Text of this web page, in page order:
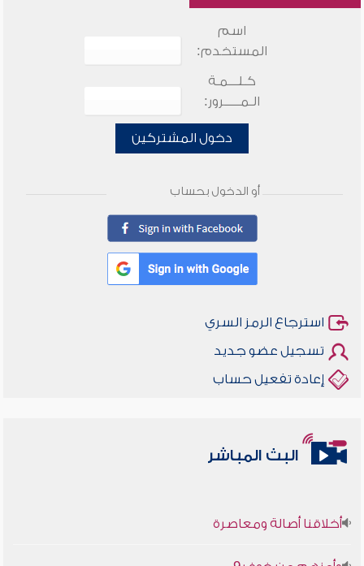
اسم
المستخدم:
كـلـــمـة
الـمـــــرور:
دخول المشتركين
أو الدخول بحساب
استرجاع الرمز السري
تسجيل عضو جديد
إعادة تفعيل حساب
البث المباشر
أخلاقنا أصالة ومعاصرة
وأمنهم من خوف 9